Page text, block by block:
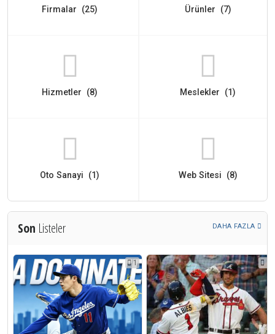
Firmalar (25) Ürünler (7)
Hizmetler (8) Meslekler (1)
Oto Sanayi (1) Web Sitesi (8)
Son Listeler DAHA FAZLA
1 1